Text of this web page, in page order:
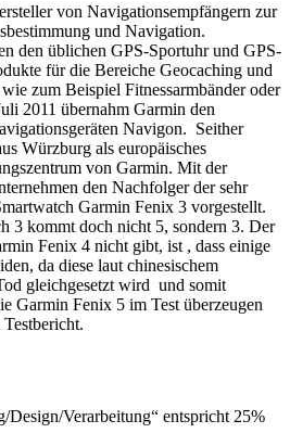
von Navigationsempfängern zur
und Navigation.
den üblichen GPS-Sportuhr und GPS-
für die Bereiche Geocaching und
zum Beispiel Fitnessarmbänder oder
2011 übernahm Garmin den
Navigon. Seither
Würzburg als europäisches
von Garmin. Mit der
den Nachfolger der sehr
Garmin Fenix 3 vorgestellt.
3 kommt doch nicht 5, sondern 3. Der
Fenix 4 nicht gibt, ist , dass einige
da diese laut chinesischem
gleichgesetzt wird und somit
Garmin Fenix 5 im Test überzeugen
Design/Verarbeitung“ entspricht 25%